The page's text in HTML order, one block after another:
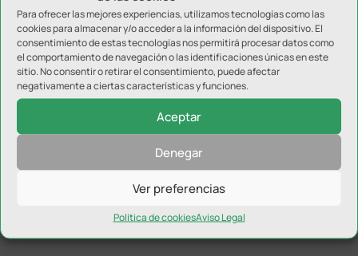
Para ofrecer las mejores experiencias, utilizamos tecnologías como las
cookies para almacenar y/o acceder a la información del dispositivo. El
consentimiento de estas tecnologías nos permitirá procesar datos como
el comportamiento de navegación o las identificaciones únicas en este
sitio. No consentir o retirar el consentimiento, puede afectar
negativamente a ciertas características y funciones.
Aceptar
Denegar
Ver preferencias
Política de cookiesAviso Legal
Torreperogil concluye su Campus Experience de
la Fundación Real Madrid